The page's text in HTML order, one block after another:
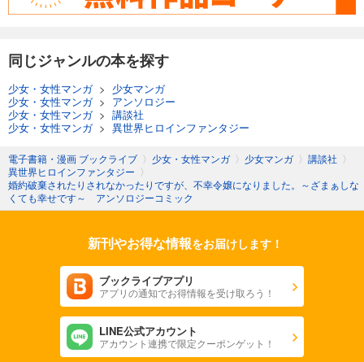
同じジャンルの本を探す
少女・女性マンガ> 少女マンガ
少女・女性マンガ> アンソロジー
少女・女性マンガ> 講談社
少女・女性マンガ> 異世界ヒロインファンタジー
電子書籍・漫画 ブックライブ 〉 少女・女性マンガ 〉 少女マンガ 〉 講談社 〉
異世界ヒロインファンタジー 〉
婚約破棄されたりされなかったりですが、不幸令嬢になりました。～ざまぁしな
くても幸せです～ アンソロジーコミック
新刊やお得な情報をお届けします！
ブックライブアプリ
アプリの通知でお得情報を受け取ろう！
LINE公式アカウント
アカウント連携で限定クーポンゲット！